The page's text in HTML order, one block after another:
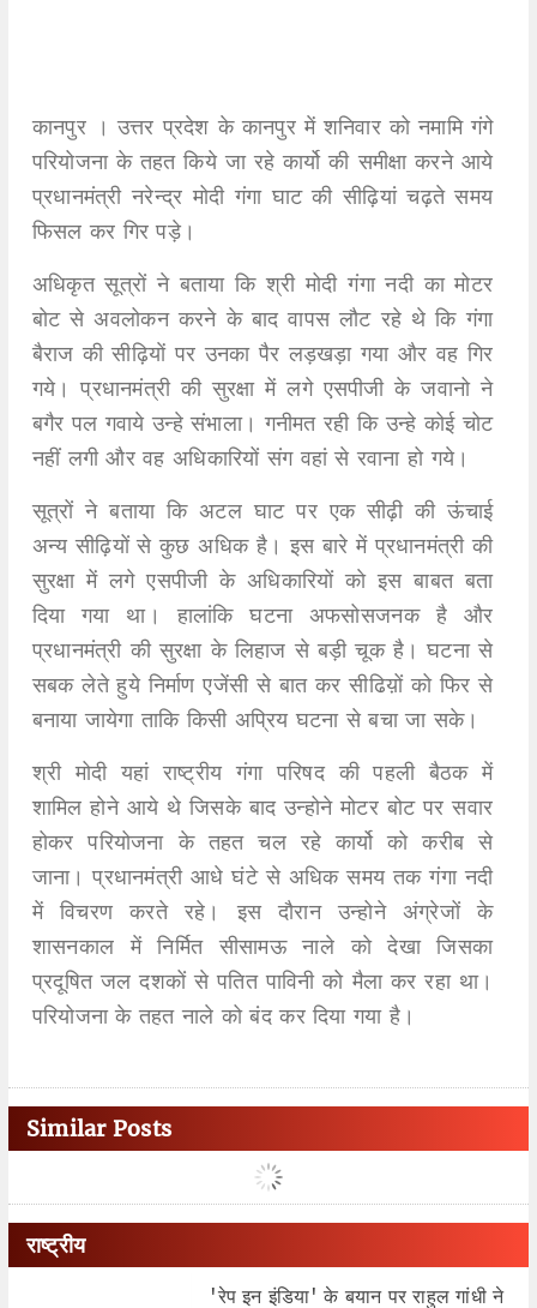
कानपुर । उत्तर प्रदेश के कानपुर में शनिवार को नमामि गंगे
परियोजना के तहत किये जा रहे कार्यो की समीक्षा करने आये
प्रधानमंत्री नरेन्द्र मोदी गंगा घाट की सीढ़ियां चढ़ते समय
फिसल कर गिर पड़े।
अधिकृत सूत्रों ने बताया कि श्री मोदी गंगा नदी का मोटर
बोट से अवलोकन करने के बाद वापस लौट रहे थे कि गंगा
बैराज की सीढ़ियाें पर उनका पैर लड़खड़ा गया और वह गिर
गये। प्रधानमंत्री की सुरक्षा में लगे एसपीजी के जवानो ने
बगैर पल गवाये उन्हे संभाला। गनीमत रही कि उन्हे कोई चोट
नहीं लगी और वह अधिकारियों संग वहां से रवाना हो गये।
सूत्रों ने बताया कि अटल घाट पर एक सीढ़ी की ऊंचाई
अन्य सीढ़ियों से कुछ अधिक है। इस बारे में प्रधानमंत्री की
सुरक्षा में लगे एसपीजी के अधिकारियों काे इस बाबत बता
दिया गया था। हालांकि घटना अफसोसजनक है और
प्रधानमंत्री की सुरक्षा के लिहाज से बड़ी चूक है। घटना से
सबक लेते हुये निर्माण एजेंसी से बात कर सीढिय़ों को फिर से
बनाया जायेगा ताकि किसी अप्रिय घटना से बचा जा सके।
श्री मोदी यहां राष्ट्रीय गंगा परिषद की पहली बैठक में
शामिल होने आये थे जिसके बाद उन्होने मोटर बोट पर सवार
होकर परियोजना के तहत चल रहे कार्यो को करीब से
जाना। प्रधानमंत्री आधे घंटे से अधिक समय तक गंगा नदी
में विचरण करते रहे। इस दौरान उन्होने अंग्रेजों के
शासनकाल में निर्मित सीसामऊ नाले काे देखा जिसका
प्रदूषित जल दशकों से पतित पाविनी को मैला कर रहा था।
परियोजना के तहत नाले को बंद कर दिया गया है।
Similar Posts
राष्ट्रीय
'रेप इन इंडिया' के बयान पर राहुल गांधी ने